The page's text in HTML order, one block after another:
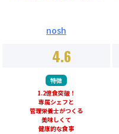
nosh
4.6
特徴
1.2億食突破！
専属シェフと
管理栄養士がつくる
美味しくて
健康的な食事